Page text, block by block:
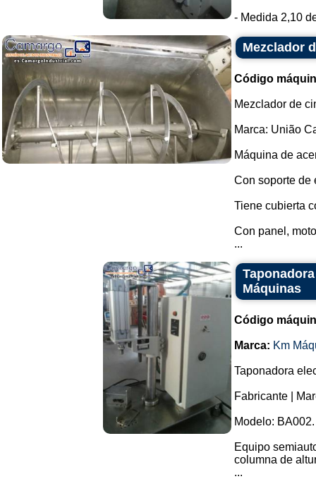
- Medida 2,10
Mezclador
Código
Mezclador de
Marca: União
Máquina de
Con soporte de
Tiene cubierta
Con panel,
...
Máquinas
Código
Marca: Km
Taponadora
Fabricante |
Modelo: BA002.
Equipo
columna de
...